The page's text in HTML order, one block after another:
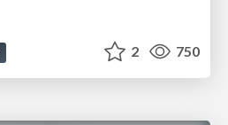
2 750